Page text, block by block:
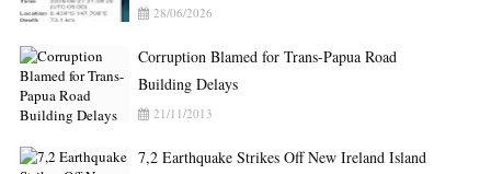
28/06/2026
Corruption Blamed for Trans-Papua Road
Building Delays
21/11/2013
7,2 Earthquake Strikes Off New Ireland Island